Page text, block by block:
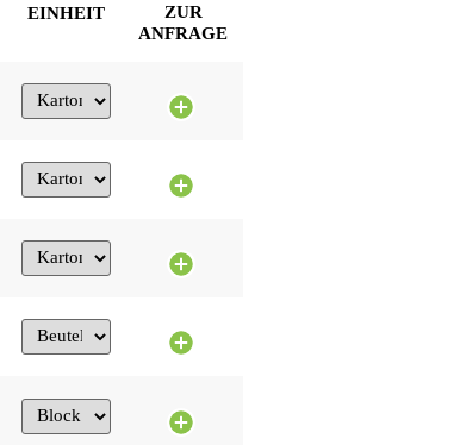
EINHEIT
ZUR
ANFRAGE